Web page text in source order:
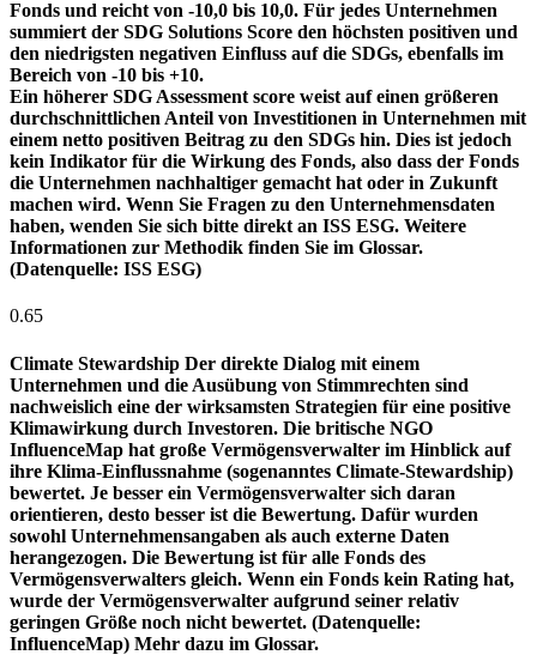
Fonds und reicht von -10,0 bis 10,0. Für jedes Unternehmen
summiert der SDG Solutions Score den höchsten positiven und
den niedrigsten negativen Einfluss auf die SDGs, ebenfalls im
Bereich von -10 bis +10.
Ein höherer SDG Assessment score weist auf einen größeren
durchschnittlichen Anteil von Investitionen in Unternehmen mit
einem netto positiven Beitrag zu den SDGs hin. Dies ist jedoch
kein Indikator für die Wirkung des Fonds, also dass der Fonds
die Unternehmen nachhaltiger gemacht hat oder in Zukunft
machen wird. Wenn Sie Fragen zu den Unternehmensdaten
haben, wenden Sie sich bitte direkt an ISS ESG. Weitere
Informationen zur Methodik finden Sie im Glossar.
(Datenquelle: ISS ESG)
0.65
Climate Stewardship Der direkte Dialog mit einem
Unternehmen und die Ausübung von Stimmrechten sind
nachweislich eine der wirksamsten Strategien für eine positive
Klimawirkung durch Investoren. Die britische NGO
InfluenceMap hat große Vermögensverwalter im Hinblick auf
ihre Klima-Einflussnahme (sogenanntes Climate-Stewardship)
bewertet. Je besser ein Vermögensverwalter sich daran
orientieren, desto besser ist die Bewertung. Dafür wurden
sowohl Unternehmensangaben als auch externe Daten
herangezogen. Die Bewertung ist für alle Fonds des
Vermögensverwalters gleich. Wenn ein Fonds kein Rating hat,
wurde der Vermögensverwalter aufgrund seiner relativ
geringen Größe noch nicht bewertet. (Datenquelle:
InfluenceMap) Mehr dazu im Glossar.